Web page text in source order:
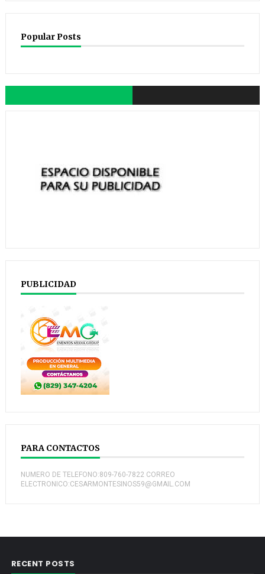
Popular Posts
PUBLICIDAD
PARA CONTACTOS
NUMERO DE TELEFONO:809-760-7822 CORREO
ELECTRONICO:CESARMONTESINOS59@GMAIL.COM
RECENT POSTS